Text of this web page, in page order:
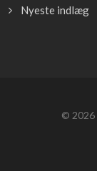
Nyeste indlæg
© 2026